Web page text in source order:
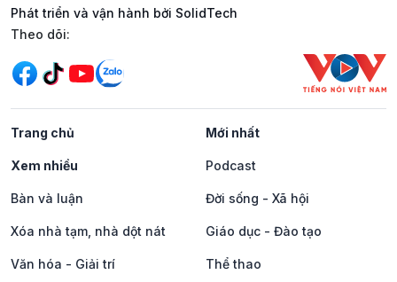
Phát triển và vận hành bởi SolidTech
Mạng xã hội
Theo dõi:
Trang chủ Mới nhất
Xem nhiều Podcast
Bàn và luận Đời sống - Xã hội
Xóa nhà tạm, nhà dột nát Giáo dục - Đào tạo
Văn hóa - Giải trí Thể thao